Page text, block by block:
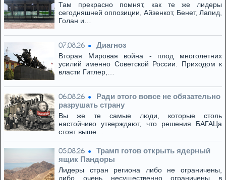
Там прекрасно помнят, как те же лидеры
сегодняшней оппозиции, Айзенкот, Бенет, Лапид,
Голан и…
07.08.26 Диагноз
Вторая Мировая война - плод многолетних
усилий именно Советской России. Приходом к
власти Гитлер,…
06.08.26
Ради этого вовсе не обязательно
разрушать страну
Вы же те самые люди, которые столь
настойчиво утверждают, что решения БАГАЦа
стоят выше…
05.08.26
Трамп готов открыть ядерный
ящик Пандоры
Лидеры стран региона либо не ограничены,
либо очень несущественно ограничены в